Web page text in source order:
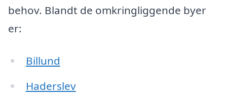
behov. Blandt de omkringliggende byer
er:
Billund
Haderslev